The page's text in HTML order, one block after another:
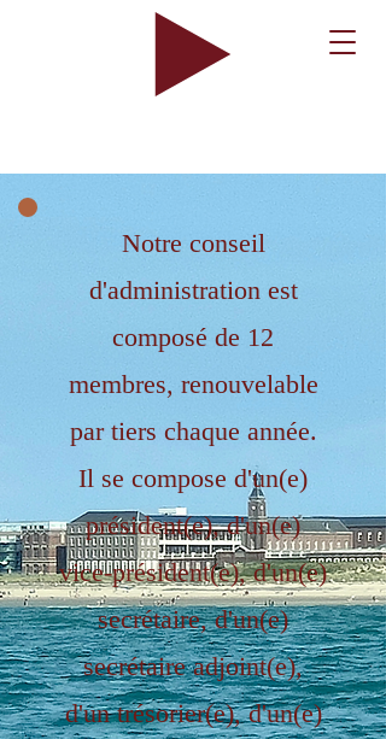
Notre conseil
d'administration est
composé de 12
membres, renouvelable
par tiers chaque année.
Il se compose d'un(e)
président(e), d'un(e)
vice-président(e), d'un(e)
secrétaire, d'un(e)
secrétaire adjoint(e),
d'un trésorier(e), d'un(e)